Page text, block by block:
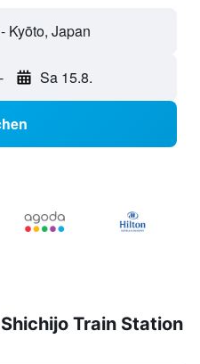
Kyōto, Japan
- Sa 15.8.
Train Station